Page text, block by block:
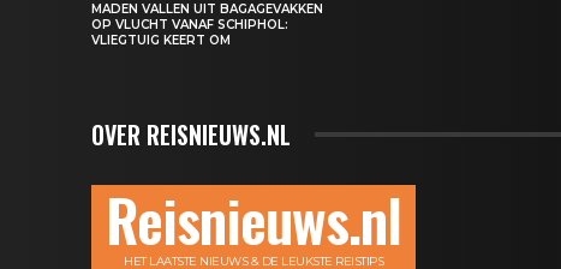
MADEN VALLEN UIT BAGAGEVAKKEN
OP VLUCHT VANAF SCHIPHOL:
VLIEGTUIG KEERT OM
OVER REISNIEUWS.NL
Reisnieuws.nl
HET LAATSTE NIEUWS & DE LEUKSTE REISTIPS